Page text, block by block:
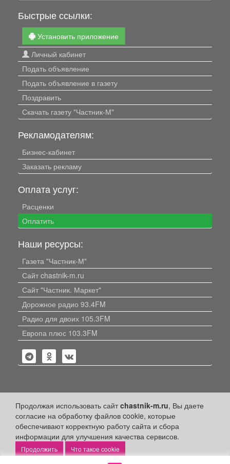
Продолжая использовать сайтchastnik-m.ru, Вы даете
согласие на обработку файлов cookie, которые
обеспечивают корректную работу сайта и сбора
информации для улучшения качества сервисов.
Что такое cookie
Быстрые ссылки:
Установить приложение
Личный кабинет
Подать объявление
Подать объявление в газету
Поздравить
Скачать газету "Частник-М"
Рекламодателям:
Бизнес-кабинет
Заказать рекламу
Оплата услуг:
Расценки
Оплатить
Наши ресурсы:
Газета "Частник-М"
Сайт chastnik-m.ru
Сайт "Частник. Маркет"
Дорожное радио 93.4FM
Радио для двоих 105.3FM
Европа плюс 103.3FM
Политика конфиденциальности
Публикации с пометкой «Реклама», «На правах рекламы»,
«Партнёрский проект» оплачены рекламодателем.
Редакция сайта не несет ответственности за достоверность
информации, содержащейся в рекламных материалах и
объявлениях.